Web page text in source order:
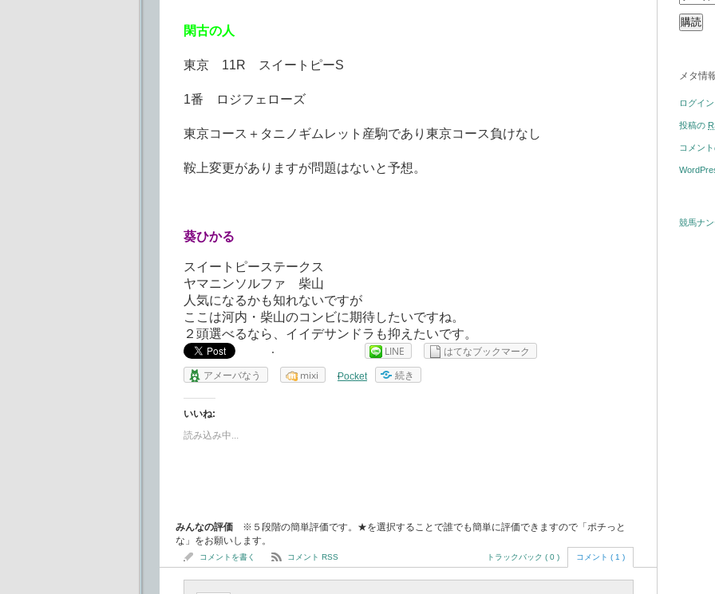
閑古の人
東京 11R スイートピーS
1番 ロジフェローズ
東京コース＋タニノギムレット産駒であり東京コース負けなし
鞍上変更がありますが問題はないと予想。
葵ひかる
スイートピーステークス
ヤマニンソルファ 柴山
人気になるかも知れないですが
ここは河内・柴山のコンビに期待したいですね。
２頭選べるなら、イイデサンドラも抑えたいです。
LINE
はてなブックマーク
アメーバなう
mixi Pocket 続き
いいね:
読み込み中...
みんなの評価 ※５段階の簡単評価です。★を選択することで誰でも簡単に評価できますので「ポチっと
な」をお願いします。
コメントを書く コメント RSS トラックバック ( 0 ) コメント ( 1 )
メタ情
ログイン
投稿の
コメン
競馬ナ